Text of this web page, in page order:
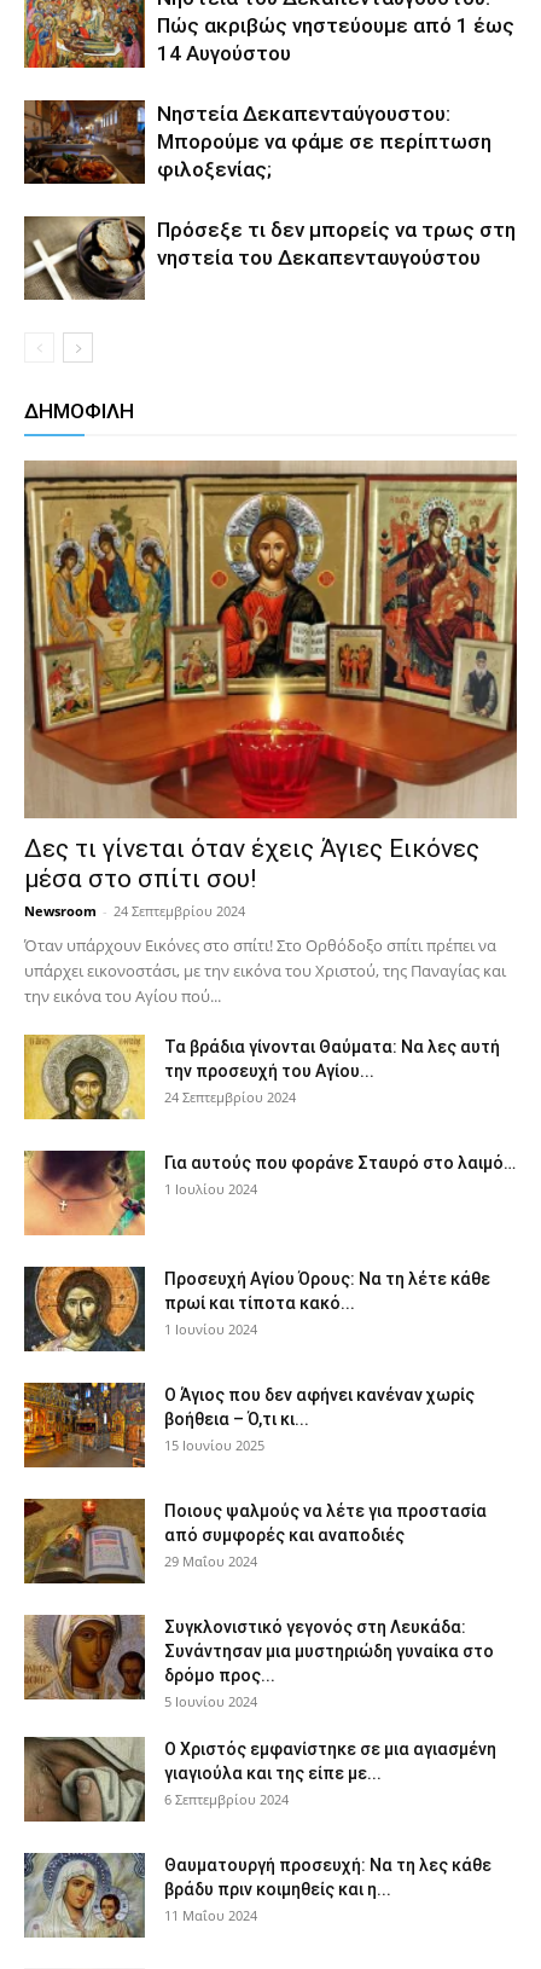
Πώς ακριβώς νηστεύουμε από 1 έως
14 Αυγούστου
Νηστεία Δεκαπενταύγουστου:
Μπορούμε να φάμε σε περίπτωση
φιλοξενίας;
Πρόσεξε τι δεν μπορείς να τρως στη
νηστεία του Δεκαπενταυγούστου
ΔΗΜΟΦΙΛΗ
Δες τι γίνεται όταν έχεις Άγιες Εικόνες
μέσα στο σπίτι σου!
Newsroom - 24 Σεπτεμβρίου 2024
Όταν υπάρχουν Εικόνες στο σπίτι! Στο Ορθόδοξο σπίτι πρέπει να
υπάρχει εικονοστάσι, με την εικόνα του Χριστού, της Παν­αγίας και
την εικόνα του Αγίου πού...
Τα βράδια γίνονται Θαύματα: Να λες αυτή
την προσευχή του Αγίου...
24 Σεπτεμβρίου 2024
Για αυτούς που φοράνε Σταυρό στο λαιμό…
1 Ιουλίου 2024
Προσευχή Αγίου Όρους: Να τη λέτε κάθε
πρωί και τίποτα κακό...
1 Ιουνίου 2024
Ο Άγιος που δεν αφήνει κανέναν χωρίς
βοήθεια – Ό,τι κι...
15 Ιουνίου 2025
Ποιους ψαλμούς να λέτε για προστασία
από συμφορές και αναποδιές
29 Μαΐου 2024
Συγκλονιστικό γεγονός στη Λευκάδα:
Συνάντησαν μια μυστηριώδη γυναίκα στο
δρόμο προς...
5 Ιουνίου 2024
Ο Χριστός εμφανίστηκε σε μια αγιασμένη
γιαγιούλα και της είπε με...
6 Σεπτεμβρίου 2024
Θαυματουργή προσευχή: Να τη λες κάθε
βράδυ πριν κοιμηθείς και η...
11 Μαΐου 2024